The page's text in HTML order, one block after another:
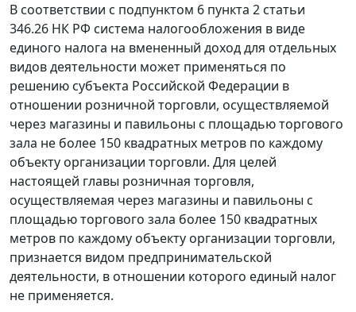
В соответствии с подпунктом 6 пункта 2 статьи
346.26 НК РФ система налогообложения в виде
единого налога на вмененный доход для отдельных
видов деятельности может применяться по
решению субъекта Российской Федерации в
отношении розничной торговли, осуществляемой
через магазины и павильоны с площадью торгового
зала не более 150 квадратных метров по каждому
объекту организации торговли. Для целей
настоящей главы розничная торговля,
осуществляемая через магазины и павильоны с
площадью торгового зала более 150 квадратных
метров по каждому объекту организации торговли,
признается видом предпринимательской
деятельности, в отношении которого единый налог
не применяется.